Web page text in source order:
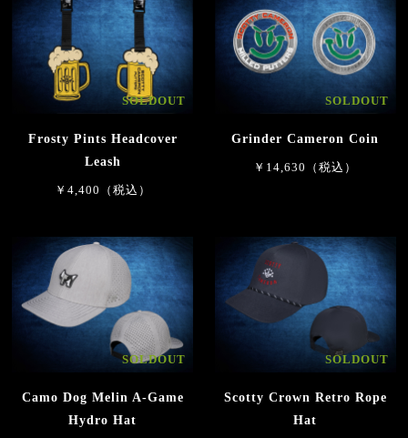
SOLDOUT
Frosty Pints Headcover
Leash
￥4,400（税込）
SOLDOUT
Grinder Cameron Coin
￥14,630（税込）
SOLDOUT
Camo Dog Melin A-Game
Hydro Hat
SOLDOUT
Scotty Crown Retro Rope
Hat